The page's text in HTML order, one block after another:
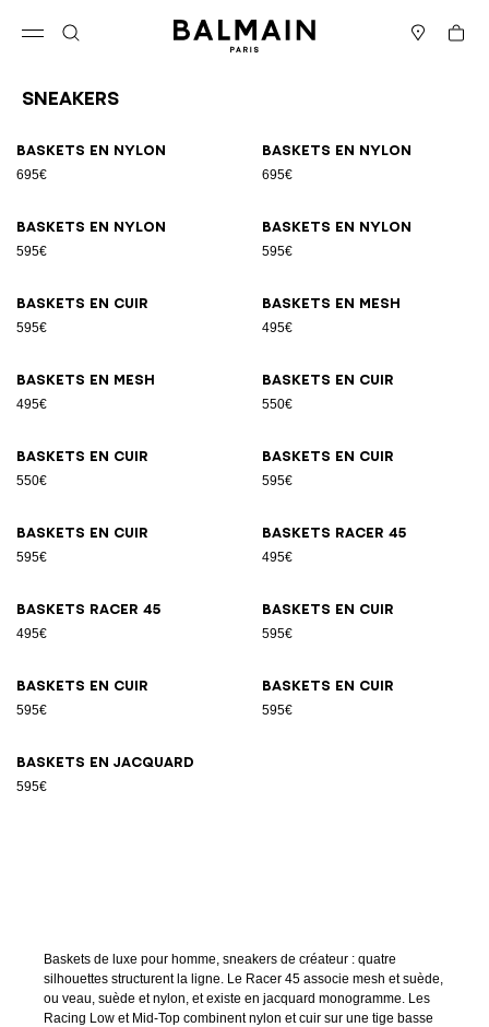
Panier
Sneakers
Baskets en nylon
695€
Baskets en nylon
695€
Baskets en nylon
595€
Baskets en nylon
595€
Baskets en cuir
595€
Baskets en mesh
495€
Baskets en mesh
495€
Baskets en cuir
550€
Baskets en cuir
550€
Baskets en cuir
595€
Baskets en cuir
595€
Baskets Racer 45
495€
Baskets Racer 45
495€
Baskets en cuir
595€
Baskets en cuir
595€
Baskets en cuir
595€
Baskets en jacquard
595€
Baskets de luxe pour homme, sneakers de créateur : quatre
silhouettes structurent la ligne. Le Racer 45 associe mesh et suède,
ou veau, suède et nylon, et existe en jacquard monogramme. Les
Racing Low et Mid-Top combinent nylon et cuir sur une tige basse